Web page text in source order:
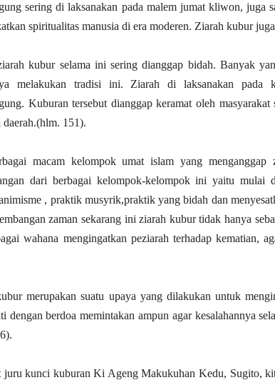
sering di laksanakan pada malem jumat kliwon, juga
spiritualitas manusia di era moderen. Ziarah kubur
kubur selama ini sering dianggap bidah. Banyak
melakukan tradisi ini. Ziarah di laksanakan
Kuburan tersebut dianggap keramat oleh
daerah.(hlm. 151).
macam kelompok umat islam yang
dari berbagai kelompok-kelompok ini yaitu mulai
, praktik musyrik,praktik yang bidah dan
zaman sekarang ini ziarah kubur tidak hanya
wahana mengingatkan peziarah terhadap kematian,
merupakan suatu upaya yang dilakukan untuk
dengan berdoa memintakan ampun agar kesalahannya
juru kunci kuburan Ki Ageng Makukuhan Kedu, Sugito,